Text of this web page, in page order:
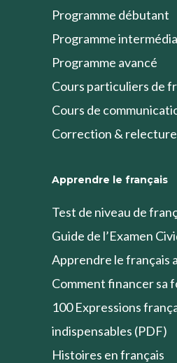
Programme débutant
Programme
Programme avancé
Cours particuliers de
Cours de
Correction & relecture
Apprendre le français
Test de niveau de
Guide de l’Examen
Apprendre le français
Comment financer sa
100 Expressions
indispensables (PDF)
Histoires en français